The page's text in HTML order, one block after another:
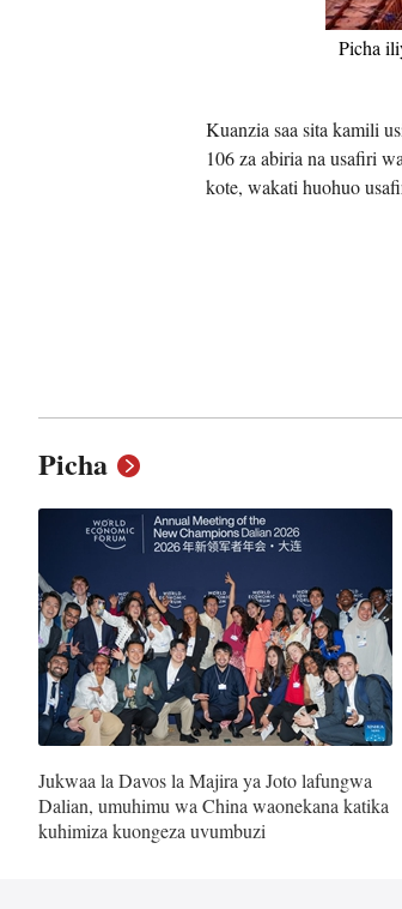
Picha
Kuanzia saa sita kamili
106 za abiria na usafiri
kote, wakati huohuo
Picha
Jukwaa la Davos la Majira ya Joto lafungwa
Dalian, umuhimu wa China waonekana katika
kuhimiza kuongeza uvumbuzi